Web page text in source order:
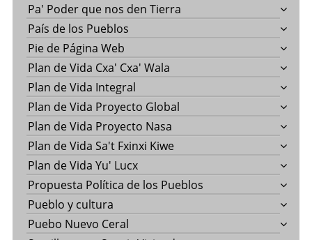
Pa' Poder que nos den Tierra
País de los Pueblos
Pie de Página Web
Plan de Vida Cxa' Cxa' Wala
Plan de Vida Integral
Plan de Vida Proyecto Global
Plan de Vida Proyecto Nasa
Plan de Vida Sa't Fxinxi Kiwe
Plan de Vida Yu' Lucx
Propuesta Política de los Pueblos
Pueblo y cultura
Puebo Nuevo Ceral